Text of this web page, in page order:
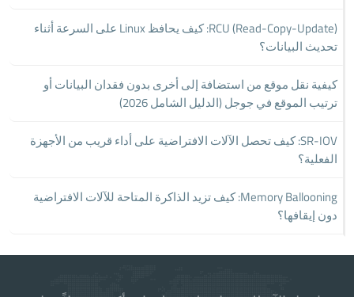
RCU (Read-Copy-Update): كيف يحافظ Linux على السرعة أثناء
تحديث البيانات؟
كيفية نقل موقع من استضافة إلى أخرى بدون فقدان البيانات أو
ترتيب الموقع في جوجل (الدليل الشامل 2026)
SR-IOV: كيف تحصل الآلات الافتراضية على أداء قريب من الأجهزة
الفعلية؟
Memory Ballooning: كيف تزيد الذاكرة المتاحة للآلات الافتراضية
دون إيقافها؟